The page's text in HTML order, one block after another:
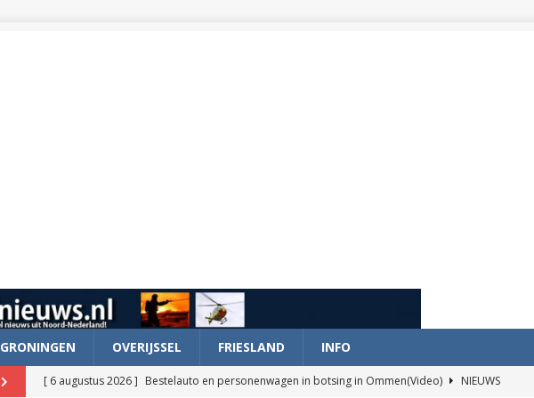
GRONINGEN OVERIJSSEL FRIESLAND INFO
[ 6 augustus 2026 ] Bestelauto en personenwagen in botsing in Ommen(Video)
NIEUWS